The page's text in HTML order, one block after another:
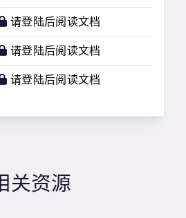
请登陆后阅读文档
请登陆后阅读文档
请登陆后阅读文档
关资源